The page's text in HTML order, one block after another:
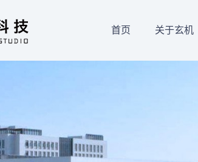
首页 关于玄机